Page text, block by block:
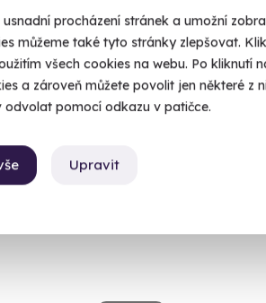
procházení stránek a umožní
můžeme také tyto stránky zlepšovat.
všech cookies na webu. Po kliknutí
a zároveň můžete povolit jen některé z
odvolat pomocí odkazu v patičce.
Upravit
Budišov
(+ 28
1 999 Kč
Volný